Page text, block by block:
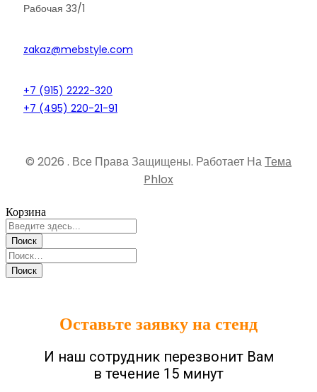
Рабочая 33/1
zakaz@mebstyle.com
+7 (915) 2222-320
+7 (495) 220-21-91
© 2026 . Все Права Защищены. Работает НаТема
Phlox
Корзина
Оставьте заявку на стенд
И наш сотрудник перезвонит Вам
в течение 15 минут